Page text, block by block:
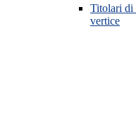
Titolari di
vertice